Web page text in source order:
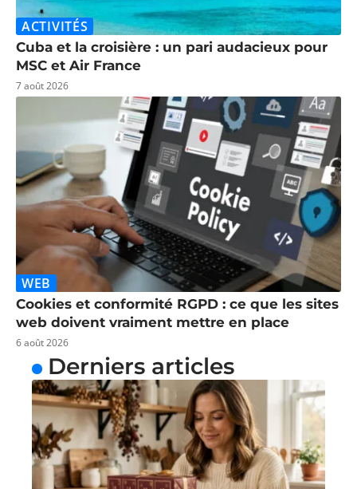
ACTIVITÉS
Cuba et la croisière : un pari audacieux pour
MSC et Air France
7 août 2026
WEB
Cookies et conformité RGPD : ce que les sites
web doivent vraiment mettre en place
6 août 2026
Derniers articles